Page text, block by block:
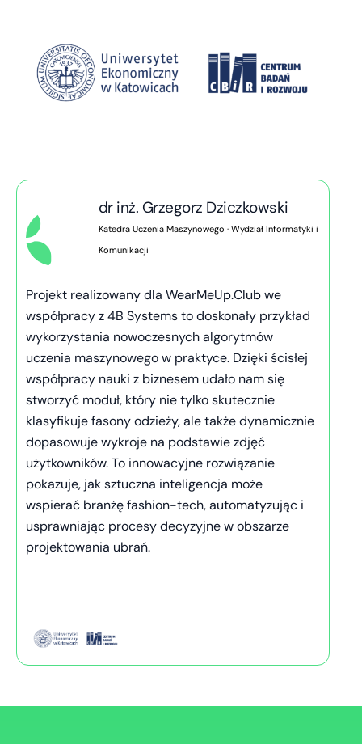
dr inż. Grzegorz Dziczkowski
Katedra Uczenia Maszynowego · Wydział Informatyki i
Komunikacji
Projekt realizowany dla WearMeUp.Club we
współpracy z 4B Systems to doskonały przykład
wykorzystania nowoczesnych algorytmów
uczenia maszynowego w praktyce. Dzięki ścisłej
współpracy nauki z biznesem udało nam się
stworzyć moduł, który nie tylko skutecznie
klasyfikuje fasony odzieży, ale także dynamicznie
dopasowuje wykroje na podstawie zdjęć
użytkowników. To innowacyjne rozwiązanie
pokazuje, jak sztuczna inteligencja może
wspierać branżę fashion-tech, automatyzując i
usprawniając procesy decyzyjne w obszarze
projektowania ubrań.